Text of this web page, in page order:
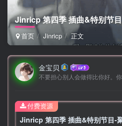
Jinricp 第四季 插曲&特别节
首页 Jinricp 正文
金宝贝
Jinricp 第四季 插曲&特别节目-
付费资源